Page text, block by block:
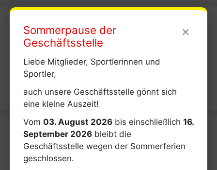
News
Kategorien
×
Sommerpause der
Geschäftsstelle
Liebe Mitglieder, Sportlerinnen und
Sportler,
auch unsere Geschäftsstelle gönnt sich
eine kleine Auszeit!
Vom 03. August 2026 bis einschließlich 16.
September 2026 bleibt die
Geschäftsstelle wegen der Sommerferien
geschlossen.